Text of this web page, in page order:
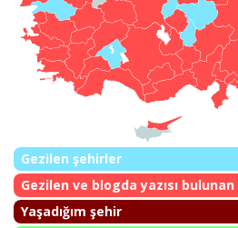
Gezilen şehirler
Gezilen ve blogda yazısı
Yaşadığım şehir